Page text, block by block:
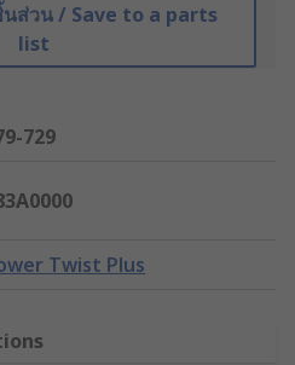
ส่วน / Save to a parts
list
729
Twist Plus